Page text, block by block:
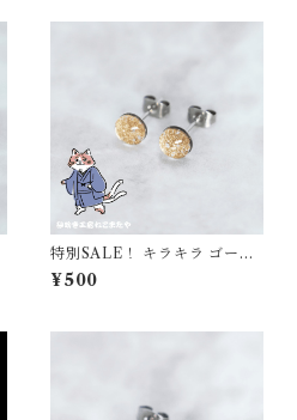
特別SALE！ キラキラ ゴール
ド ガラス製ピアス ギフト プレ
ゼント 普段使い
¥500